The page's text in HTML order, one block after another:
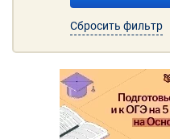
Сбросить фильтр